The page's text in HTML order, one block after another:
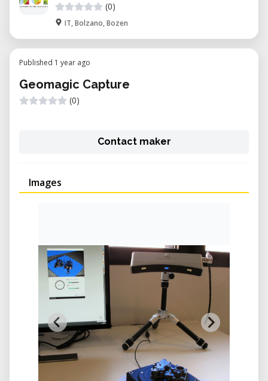
(0)
IT, Bolzano, Bozen
Published 1 year ago
Geomagic Capture
(0)
Contact maker
Images